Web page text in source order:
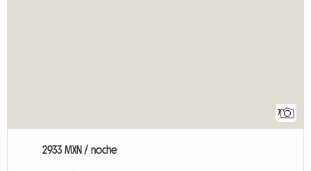
7
2933 MXN / noche